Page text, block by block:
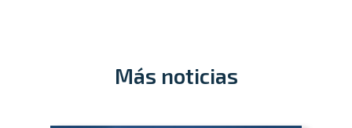
Más noticias